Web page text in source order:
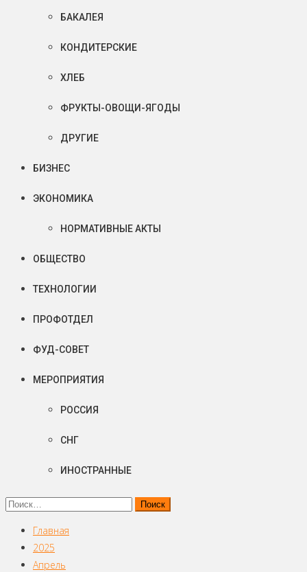
БАКАЛЕЯ
КОНДИТЕРСКИЕ
ХЛЕБ
ФРУКТЫ-ОВОЩИ-ЯГОДЫ
ДРУГИЕ
БИЗНЕС
ЭКОНОМИКА
НОРМАТИВНЫЕ АКТЫ
ОБЩЕСТВО
ТЕХНОЛОГИИ
ПРОФОТДЕЛ
ФУД-СОВЕТ
МЕРОПРИЯТИЯ
РОССИЯ
СНГ
ИНОСТРАННЫЕ
Найти:
Главная
2025
Апрель